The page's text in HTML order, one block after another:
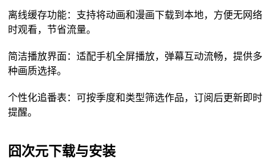
离线缓存功能：支持将动画和漫画下载到本地，方便无网络
时观看，节省流量。
简洁播放界面：适配手机全屏播放，弹幕互动流畅，提供多
种画质选择。
个性化追番表：可按季度和类型筛选作品，订阅后更新即时
提醒。
囧次元下载与安装